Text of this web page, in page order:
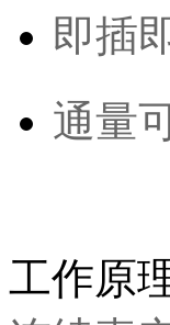
即插
通量
工作原